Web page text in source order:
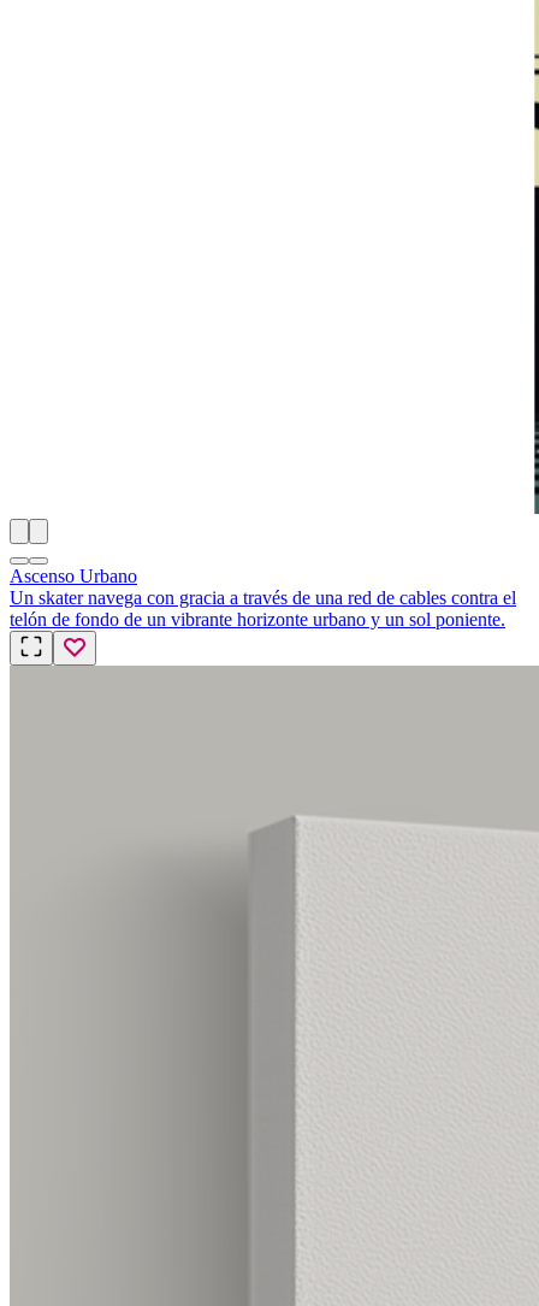
Ascenso Urbano
Un skater navega con gracia a través de una red de cables contra el
telón de fondo de un vibrante horizonte urbano y un sol poniente.